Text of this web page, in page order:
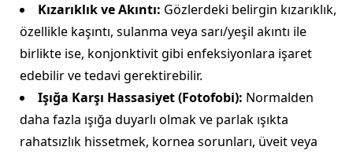
Kızarıklık ve Akıntı: Gözlerdeki belirgin kızarıklık,
özellikle kaşıntı, sulanma veya sarı/yeşil akıntı ile
birlikte ise, konjonktivit gibi enfeksiyonlara işaret
edebilir ve tedavi gerektirebilir.
Işığa Karşı Hassasiyet (Fotofobi): Normalden
daha fazla ışığa duyarlı olmak ve parlak ışıkta
rahatsızlık hissetmek, kornea sorunları, üveit veya